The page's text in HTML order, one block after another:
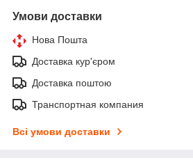
Умови доставки
Нова Пошта
Доставка кур'єром
Доставка поштою
Транспортная компания
Всі умови доставки